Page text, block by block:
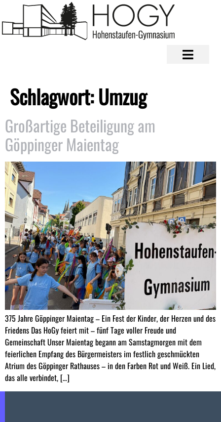
Schlagwort:Umzug
Großartige Beteiligung am
Göppinger Maientag
375 Jahre Göppinger Maientag – Ein Fest der Kinder, der Herzen und des
Friedens Das HoGy feiert mit – fünf Tage voller Freude und
Gemeinschaft Unser Maientag begann am Samstagmorgen mit dem
feierlichen Empfang des Bürgermeisters im festlich geschmückten
Atrium des Göppinger Rathauses – in den Farben Rot und Weiß. Ein Lied,
das alle verbindet, […]